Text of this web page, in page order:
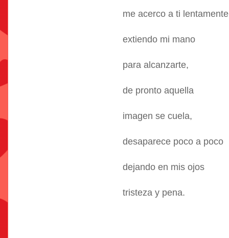
me acerco a ti
extiendo mi mano
para alcanzarte,
de pronto aquella
imagen se cuela,
desaparece poco a poco
dejando en mis ojos
tristeza y pena.